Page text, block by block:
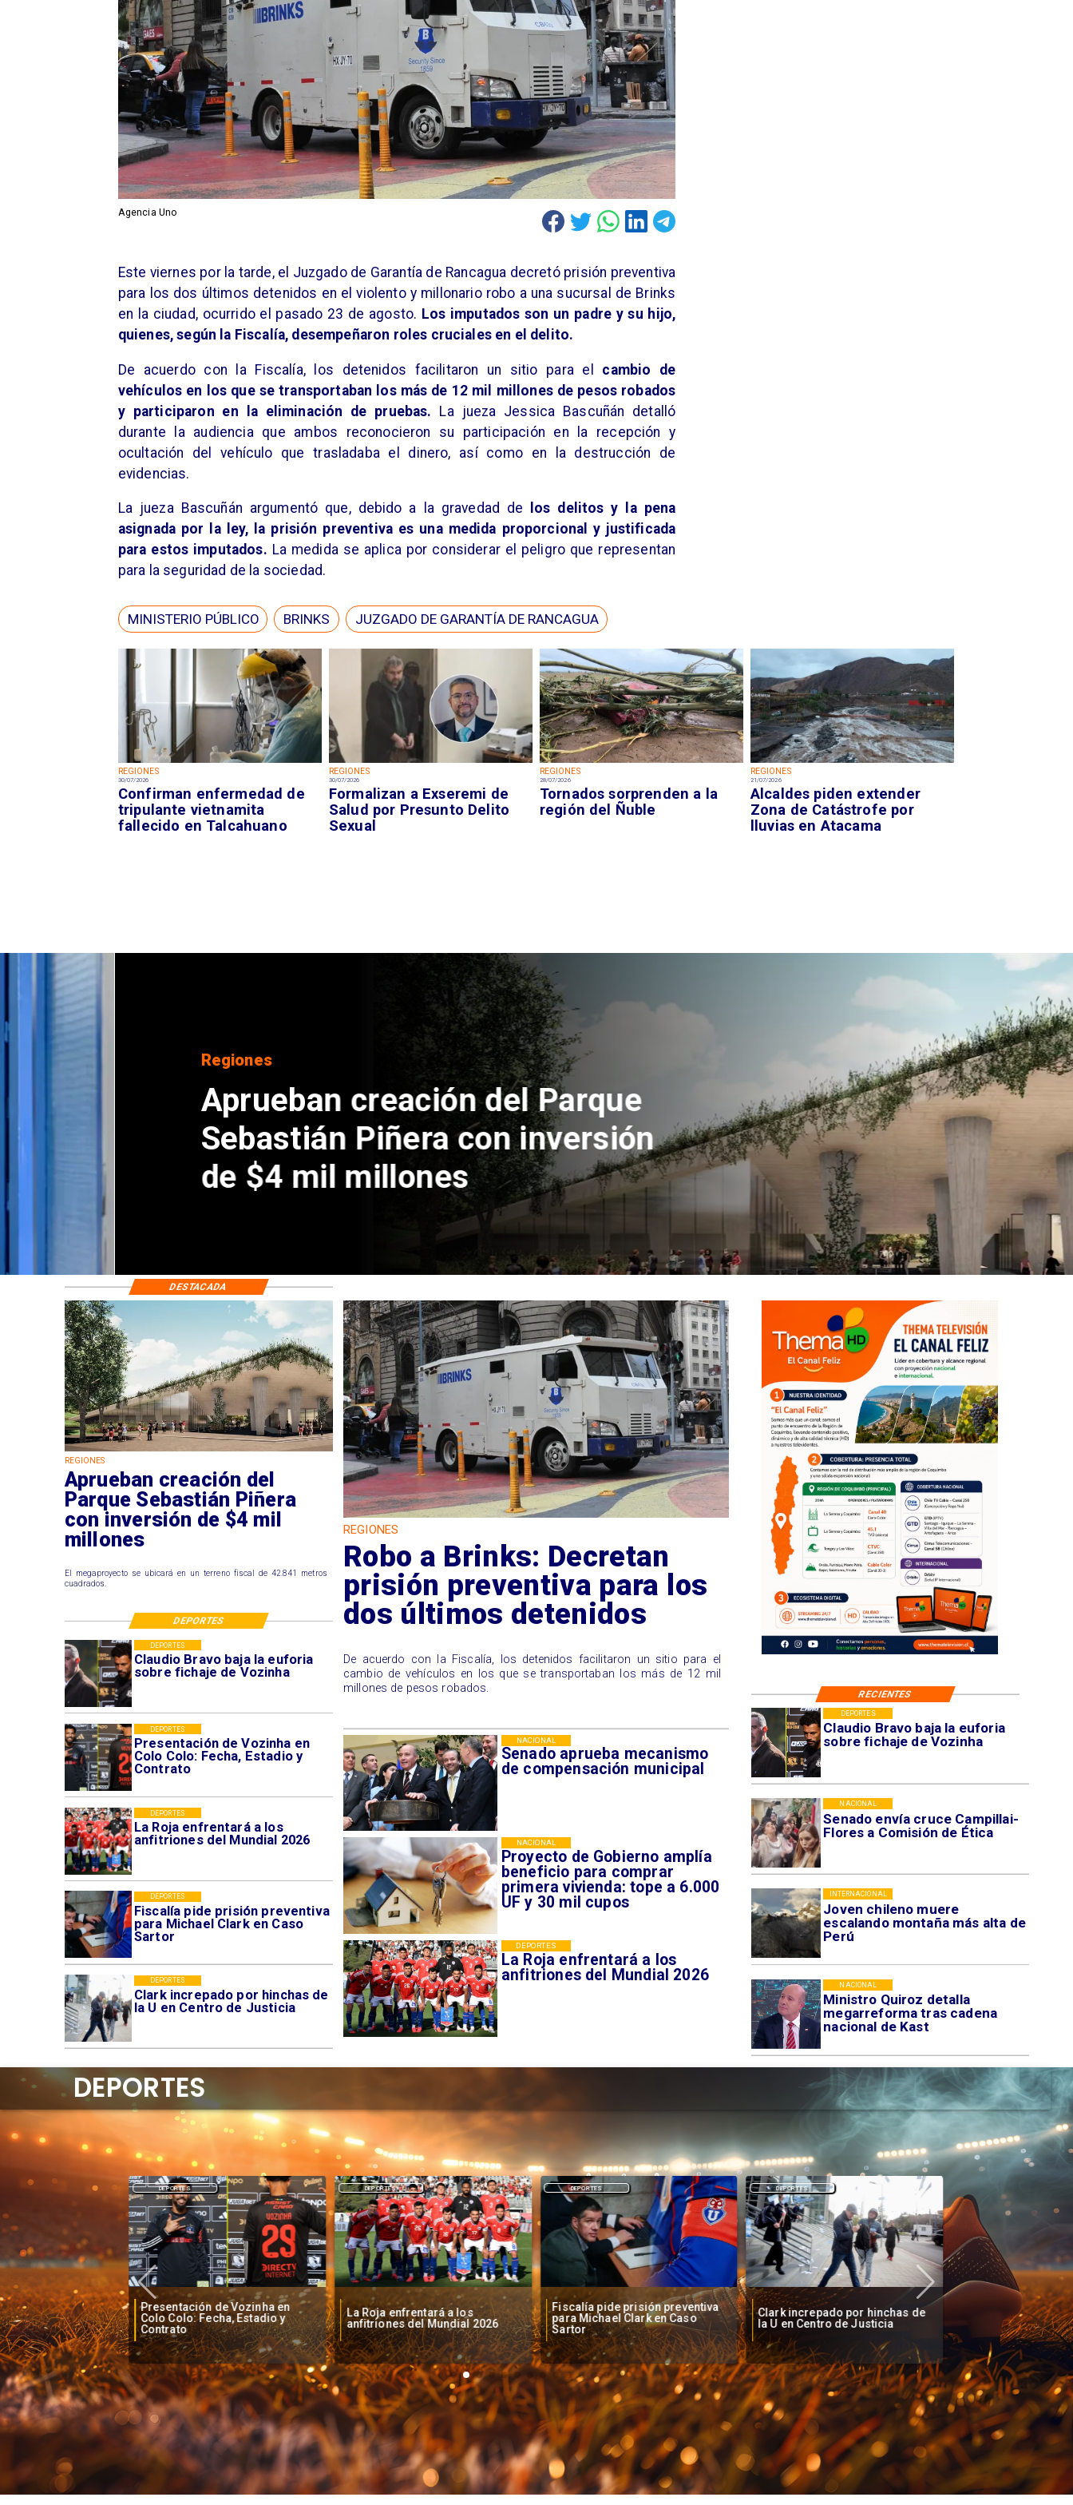
Agencia Uno
REGIONES
30/07/2026
Confirman enfermedad de
tripulante vietnamita
fallecido en Talcahuano
REGIONES
30/07/2026
Formalizan a Exseremi de
Salud por Presunto Delito
Sexual
REGIONES
28/07/2026
Tornados sorprenden a la
región del Ñuble
REGIONES
21/07/2026
Alcaldes piden extender
Zona de Catástrofe por
lluvias en Atacama
Este viernes por la tarde, el Juzgado de Garantía de Rancagua decretó prisión preventiva
para los dos últimos detenidos en el violento y millonario robo a una sucursal de Brinks
en la ciudad, ocurrido el pasado 23 de agosto. Los imputados son un padre y su hijo,
quienes, según la Fiscalía, desempeñaron roles cruciales en el delito.
De acuerdo con la Fiscalía, los detenidos facilitaron un sitio para el cambio de
vehículos en los que se transportaban los más de 12 mil millones de pesos robados
y participaron en la eliminación de pruebas. La jueza Jessica Bascuñán detalló
durante la audiencia que ambos reconocieron su participación en la recepción y
ocultación del vehículo que trasladaba el dinero, así como en la destrucción de
evidencias.
La jueza Bascuñán argumentó que, debido a la gravedad de
los delitos y la pena
asignada por la ley, la prisión preventiva es una medida proporcional y justificada
para estos imputados. La medida se aplica por considerar el peligro que representan
para la seguridad de la sociedad.​
MINISTERIO PÚBLICO BRINKS JUZGADO DE GARANTÍA DE RANCAGUA
Aprueban creación del Parque
Sebastián Piñera con inversión
de $4 mil millones
Claudio Bravo baja la euforia
sobre fichaje de Vozinha
DEPORTES
Senado envía cruce Campillai-
Flores a Comisión de Ética
NACIONAL
Joven chileno muere
escalando montaña más alta de
Perú
INTERNACIONAL
Ministro Quiroz detalla
megarreforma tras cadena
nacional de Kast
NACIONAL
Claudio Bravo baja la euforia
sobre fichaje de Vozinha
DEPORTES
Presentación de Vozinha en
Colo Colo: Fecha, Estadio y
Contrato
DEPORTES
La Roja enfrentará a los
anfitriones del Mundial 2026
DEPORTES
Fiscalía pide prisión preventiva
para Michael Clark en Caso
Sartor
DEPORTES
Clark increpado por hinchas de
la U en Centro de Justicia
DEPORTES
Senado aprueba mecanismo
de compensación municipal
NACIONAL
Proyecto de Gobierno amplía
beneficio para comprar
primera vivienda: tope a 6.000
UF y 30 mil cupos
NACIONAL
La Roja enfrentará a los
anfitriones del Mundial 2026
DEPORTES
REGIONES
Aprueban creación del
Parque Sebastián Piñera
con inversión de $4 mil
millones
El megaproyecto se ubicará en un terreno fiscal de 42.841 metros
cuadrados.
REGIONES
Robo a Brinks: Decretan
prisión preventiva para los
dos últimos detenidos
De acuerdo con la Fiscalía, los detenidos facilitaron un sitio para el
cambio de vehículos en los que se transportaban los más de 12 mil
millones de pesos robados.
RECIENTES
DESTACADA
DEPORTES
baja la euforia
de Vozinha
Presentación de Vozinha en
Colo Colo: Fecha, Estadio y
Contrato
DEPORTES
La Roja enfrentará a los
anfitriones del Mundial 2026
DEPORTES
Fiscalía pide prisión preventiva
para Michael Clark en Caso
Sartor
DEPORTES
Clark increpado por hinchas de
la U en Centro de Justicia
DEPORTES
Vozinha firma
Colo Colo como
DEPORTES